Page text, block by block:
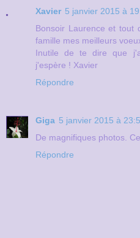
Xavier 5 janvier 2015 à
Bonsoir Laurence et tout
famille mes meilleurs
Inutile de te dire que
j'espère ! Xavier
Répondre
Giga 5 janvier 2015 à
De magnifiques photos.
Répondre